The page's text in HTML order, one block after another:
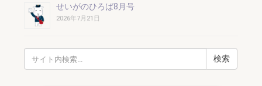
せいがのひろば8月号
2026年7月21日